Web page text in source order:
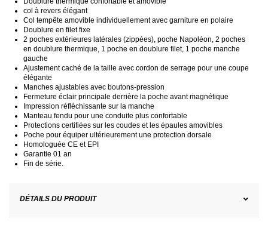
col à revers élégant
Col tempête amovible individuellement avec garniture en polaire
Doublure en filet fixe
2 poches extérieures latérales (zippées), poche Napoléon, 2 poches
en doublure thermique, 1 poche en doublure filet, 1 poche manche
gauche
Ajustement caché de la taille avec cordon de serrage pour une coupe
élégante
Manches ajustables avec boutons-pression
Fermeture éclair principale derrière la poche avant magnétique
Impression réfléchissante sur la manche
Manteau fendu pour une conduite plus confortable
Protections certifiées sur les coudes et les épaules amovibles
Poche pour équiper ultérieurement une protection dorsale
Homologuée CE et EPI
Garantie 01 an
Fin de série.
DÉTAILS DU PRODUIT